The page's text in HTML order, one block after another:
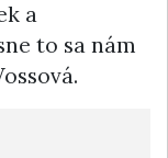
a
to sa nám